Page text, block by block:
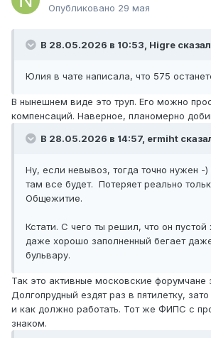
Опубликовано 29 мая
В 28.05.2026 в 10:53, Higre
Юлия в чате написала, что 575
В нынешнем виде это труп. Его можно
компенсаций. Наверное, планомерно
В 28.05.2026 в 14:57, ermiht
Ну, если невывоз, тогда точно нужен -
там все будет. Потеряет реально
Общежитие.
Кстати. С чего ты решил, что он пустой
даже хорошо заполненный бегает
бульвару.
Так это активные московские форумчане
Долгопрудный ездят раз в пятилетку,
и как должно работать. Тот же ФИПС с
знаком.